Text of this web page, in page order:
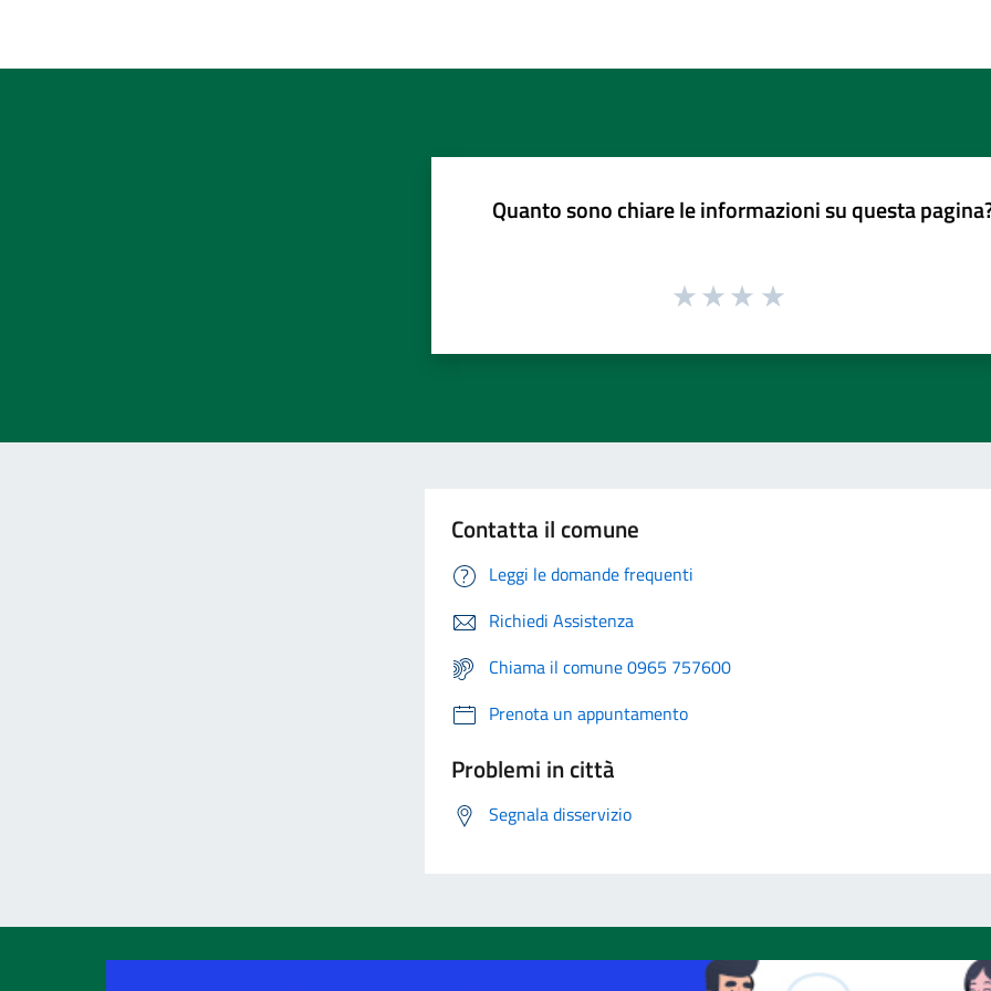
Quanto sono chiare le informazioni su questa
Contatta il comune
Leggi le domande frequenti
Richiedi Assistenza
Chiama il comune 0965 757600
Prenota un appuntamento
Problemi in città
Segnala disservizio